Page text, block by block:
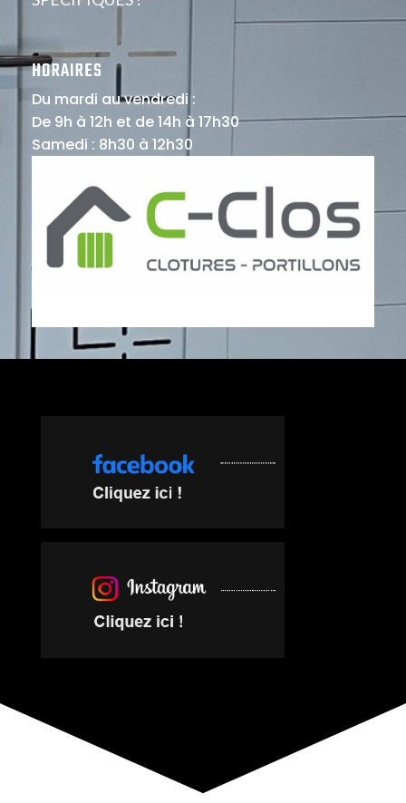
HORAIRES
Du mardi au vendredi :
De 9h à 12h et de 14h à 17h30
Samedi : 8h30 à 12h30